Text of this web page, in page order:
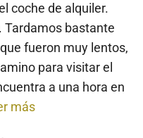
coche de alquiler.
Tardamos bastante
fueron muy lentos,
para visitar el
a una hora en
más